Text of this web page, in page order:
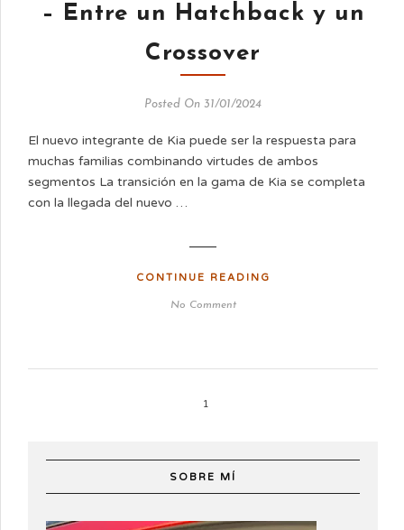
– Entre un Hatchback y un
Crossover
Posted On 31/01/2024
El nuevo integrante de Kia puede ser la respuesta para
muchas familias combinando virtudes de ambos
segmentos La transición en la gama de Kia se completa
con la llegada del nuevo …
CONTINUE READING
No Comment
1
SOBRE MÍ